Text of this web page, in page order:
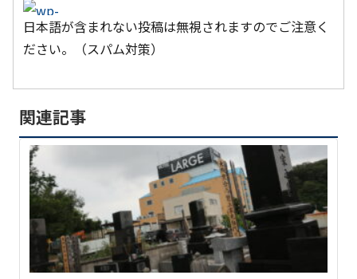
日本語が含まれない投稿は無視されますのでご注意く
ださい。（スパム対策）
関連記事